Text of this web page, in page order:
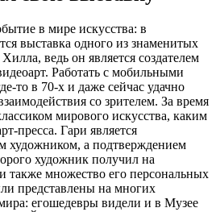
в мире искусства: в
выставка одного из знаменитых
ведь он является создателем
Работать с мобильными
то в 70-х и даже сейчас удачно
со зрителем. За время
мирового искусства, каким
пресса. Гари является
художником, а подтверждением
художник получил на
также множество его персональных
представлены на многих
егошедевры видели и в Музее